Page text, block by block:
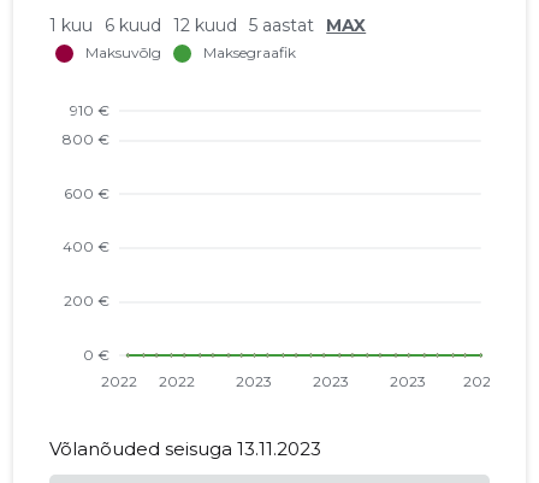
1 kuu 6 kuud 12 kuud 5 aastat MAX
Võlanõuded seisuga 13.11.2023